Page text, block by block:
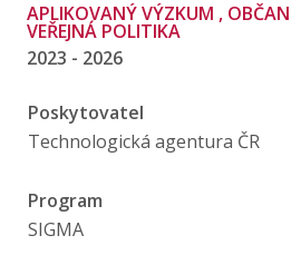
Ocenění
Blog
APLIKOVANÝ VÝZKUM ,
VEŘEJNÁ POLITIKA
2023 - 2026
Poskytovatel
Technologická agentura ČR
Program
SIGMA